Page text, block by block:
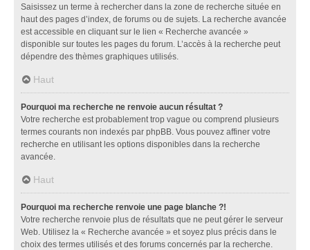
Saisissez un terme à rechercher dans la zone de recherche située en
haut des pages d’index, de forums ou de sujets. La recherche avancée
est accessible en cliquant sur le lien « Recherche avancée »
disponible sur toutes les pages du forum. L’accès à la recherche peut
dépendre des thèmes graphiques utilisés.
Haut
Pourquoi ma recherche ne renvoie aucun résultat ?
Votre recherche est probablement trop vague ou comprend plusieurs
termes courants non indexés par phpBB. Vous pouvez affiner votre
recherche en utilisant les options disponibles dans la recherche
avancée.
Haut
Pourquoi ma recherche renvoie une page blanche ?!
Votre recherche renvoie plus de résultats que ne peut gérer le serveur
Web. Utilisez la « Recherche avancée » et soyez plus précis dans le
choix des termes utilisés et des forums concernés par la recherche.